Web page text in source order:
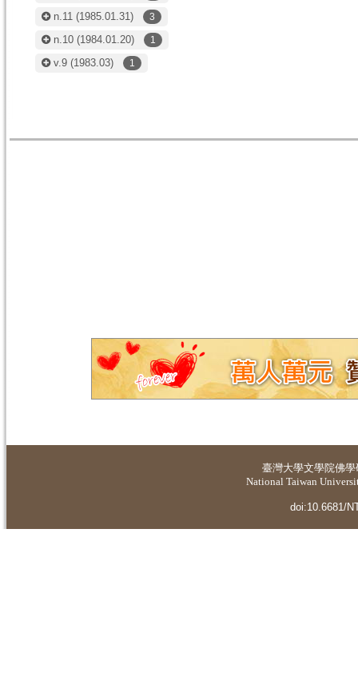
n.11 (1985.01.31) 3
n.10 (1984.01.20) 1
v.9 (1983.03) 1
臺灣大學文學院佛
National Taiwan
doi:10.6681/